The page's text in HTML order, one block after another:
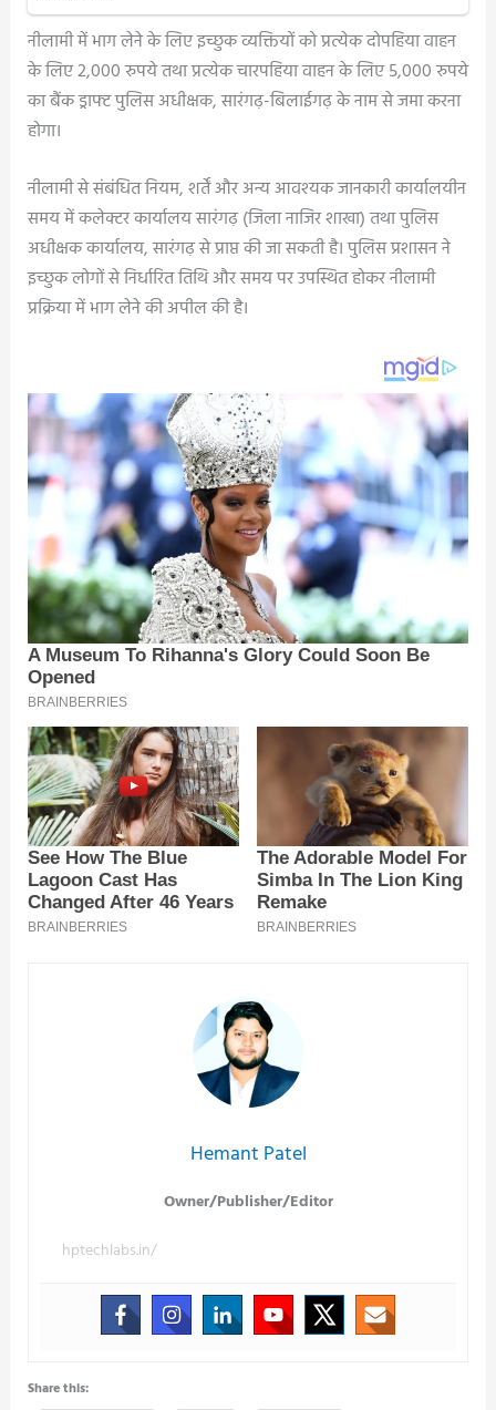
नीलामी में भाग लेने के लिए इच्छुक व्यक्तियों को प्रत्येक दोपहिया वाहन
के लिए 2,000 रुपये तथा प्रत्येक चारपहिया वाहन के लिए 5,000 रुपये
का बैंक ड्राफ्ट पुलिस अधीक्षक, सारंगढ़-बिलाईगढ़ के नाम से जमा करना
होगा।
नीलामी से संबंधित नियम, शर्तें और अन्य आवश्यक जानकारी कार्यालयीन
समय में कलेक्टर कार्यालय सारंगढ़ (जिला नाजिर शाखा) तथा पुलिस
अधीक्षक कार्यालय, सारंगढ़ से प्राप्त की जा सकती है। पुलिस प्रशासन ने
इच्छुक लोगों से निर्धारित तिथि और समय पर उपस्थित होकर नीलामी
प्रक्रिया में भाग लेने की अपील की है।
Hemant Patel
Owner/Publisher/Editor
hptechlabs.in/
Share this: